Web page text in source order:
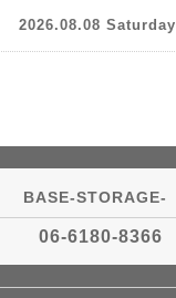
2026.08.08 Saturday
BASE-STORAGE-
06-6180-8366